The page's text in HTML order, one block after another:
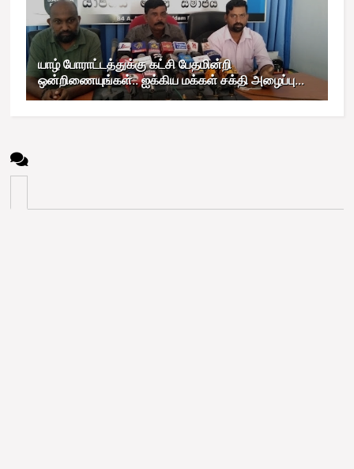
யாழ் போராட்டத்துக்கு கட்சி பேதமின்றி
ஒன்றிணையுங்கள்.. ஐக்கிய மக்கள் சக்தி அழைப்பு...